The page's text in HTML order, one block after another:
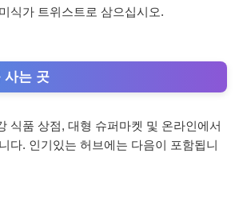
식가 트위스트로 삼으십시오.
사는 곳
식품 상점, 대형 슈퍼마켓 및 온라인에서
다. 인기있는 허브에는 다음이 포함됩니